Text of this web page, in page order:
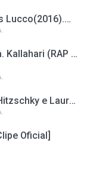
QUEBRA CABEÇA feat Lucas Lucco(2016).mp3
Pensa Que É Fácil? Part. Sra. Kallahari (RAP MAROMBA)
Só Quero Ver Você - Filipe Hitzschky e Laura Souguellis (FHOP) (1).mp3
Oficial]